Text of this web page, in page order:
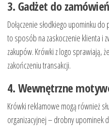
3. Gadżet do
Dołączenie słodkiego upominku
to sposób na zaskoczenie klienta i
zakupów. Krówki z logo sprawiają,
zakończeniu transakcji.
4. Wewnętrzne
Krówki reklamowe mogą również
organizacyjnej – drobny upominek